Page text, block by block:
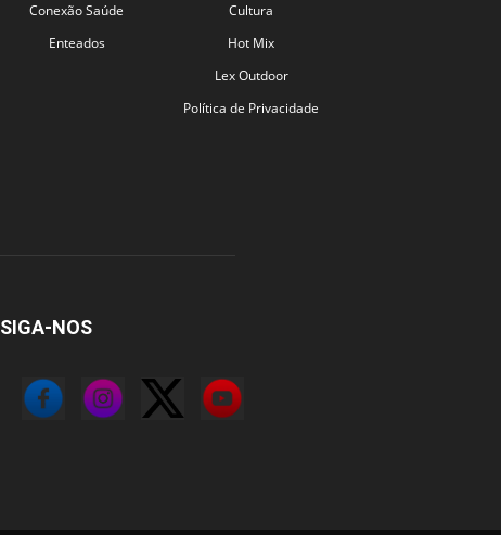
Conexão Saúde
Enteados
Cultura
Hot Mix
Lex Outdoor
Política de Privacidade
SIGA-NOS